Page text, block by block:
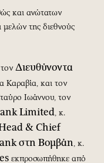
και ανώτατων
της διεθνούς
Διευθύνοντα
Καραβία, και τον
Ιωάννου, τον
Limited, κ.
& Chief
στη Βομβάη, κ.
εκπροσωπήθηκε από